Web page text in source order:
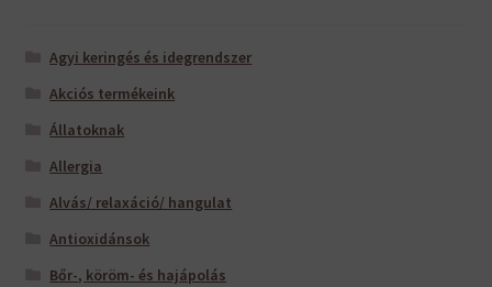
Agyi keringés és idegrendszer
Akciós termékeink
Állatoknak
Allergia
Alvás/ relaxáció/ hangulat
Antioxidánsok
Bőr-, köröm- és hajápolás